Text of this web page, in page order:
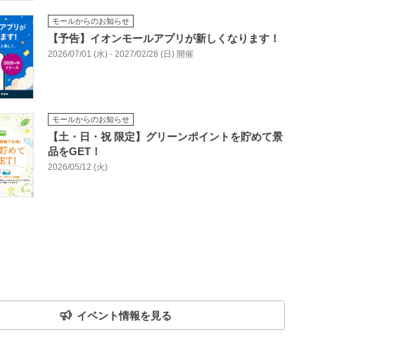
モールからのお知らせ
【予告】イオンモールアプリが新しくなります！
2026/07/01 (水) - 2027/02/28 (日) 開催
モールからのお知らせ
【土・日・祝 限定】グリーンポイントを貯めて景
品をGET！
2026/05/12 (火)
イベント情報を見る